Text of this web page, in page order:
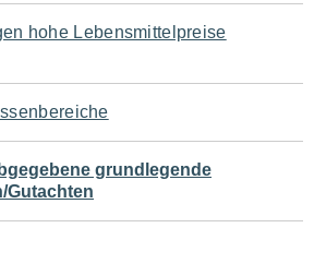
hohe Lebensmittelpreise
grundlegende
Gutachten